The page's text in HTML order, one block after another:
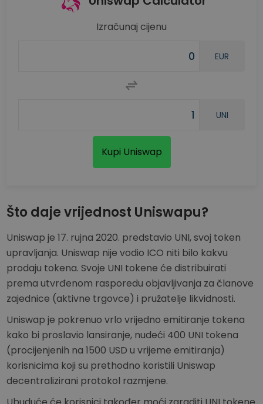
Izračunaj cijenu
EUR
UNI
Kupi Uniswap
Što daje vrijednost Uniswapu?
Uniswap je 17. rujna 2020. predstavio UNI, svoj token
upravljanja. Uniswap nije vodio ICO niti bilo kakvu
prodaju tokena. Svoje UNI tokene će distribuirati
prema utvrđenom rasporedu objavljivanja za članove
zajednice (aktivne trgovce) i pružatelje likvidnosti.
Uniswap je pokrenuo vrlo vrijedno emitiranje tokena
kako bi proslavio lansiranje, nudeći 400 UNI tokena
(procijenjenih na 1500 USD u vrijeme emitiranja)
korisnicima koji su prethodno koristili Uniswap
decentralizirani protokol razmjene.